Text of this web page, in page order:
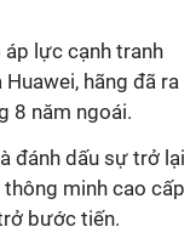
lực cạnh tranh
hãng đã ra
8 năm ngoái.
đánh dấu sự trở lại
minh cao cấp
bước tiến.